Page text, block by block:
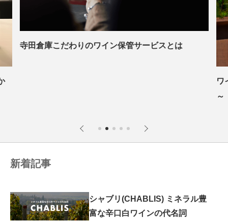
寺田倉庫こだわりのワイン保管サービスとは
ワ
～
新着記事
シャブリ(CHABLIS) ミネラル豊
富な辛口白ワインの代名詞